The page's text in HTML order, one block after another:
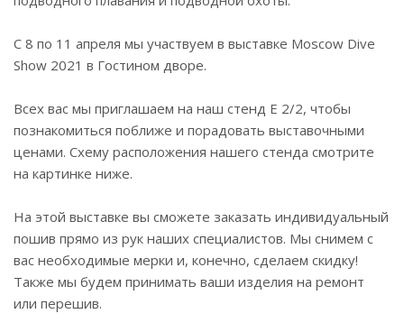
С 8 по 11 апреля мы участвуем в выставке Moscow Dive
Show 2021 в Гостином дворе.
Всех вас мы приглашаем на наш стенд Е 2/2, чтобы
познакомиться поближе и порадовать выставочными
ценами. Схему расположения нашего стенда смотрите
на картинке ниже.
На этой выставке вы сможете заказать индивидуальный
пошив прямо из рук наших специалистов. Мы снимем с
вас необходимые мерки и, конечно, сделаем скидку!
Также мы будем принимать ваши изделия на ремонт
или перешив.